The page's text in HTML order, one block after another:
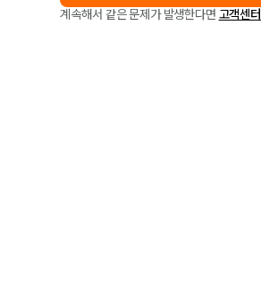
계속해서 같은 문제가 발생한다면 고객센터